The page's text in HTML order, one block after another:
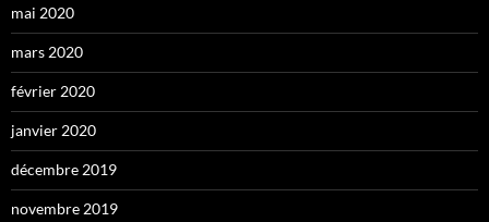
mai 2020
mars 2020
février 2020
janvier 2020
décembre 2019
novembre 2019